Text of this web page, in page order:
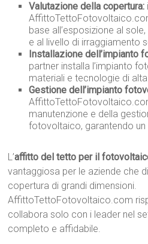
Valutazione della copertura:
base all’esposizione al
e al livello di irraggiamento
Installazione dell’impianto
partner installa l’impianto
materiali e tecnologie di
Gestione dell’impianto
manutenzione e della
fotovoltaico, garantendo
L’affitto del tetto per il
vantaggiosa per le aziende che
copertura di grandi dimensioni.
AffittoTettoFotovoltaico.com
collabora solo con i leader nel
completo e affidabile.